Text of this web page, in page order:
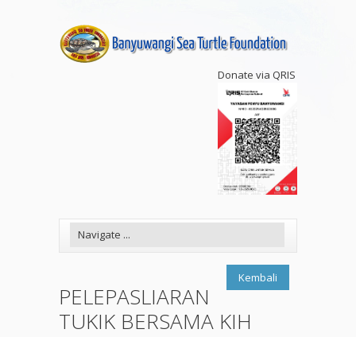
Donate via QRIS
Kembali
PELEPASLIARAN
TUKIK BERSAMA KIH